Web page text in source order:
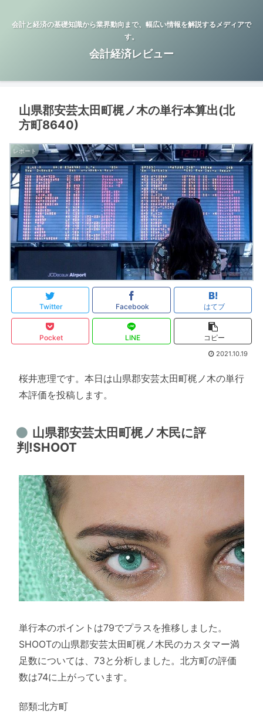
会計と経済の基礎知識から業界動向まで、幅広い情報を解説するメディアで
す。
会計経済レビュー
山県郡安芸太田町梶ノ木の単行本算出(北
方町8640)
レポート
Twitter Facebook はてブ
Pocket LINE コピー
2021.10.19
桜井恵理です。本日は山県郡安芸太田町梶ノ木の単行
本評価を投稿します。
山県郡安芸太田町梶ノ木民に評
判!SHOOT
単行本のポイントは79でプラスを推移しました。
SHOOTの山県郡安芸太田町梶ノ木民のカスタマー満
足数については、73と分析しました。北方町の評価
数は74に上がっています。
部類:北方町